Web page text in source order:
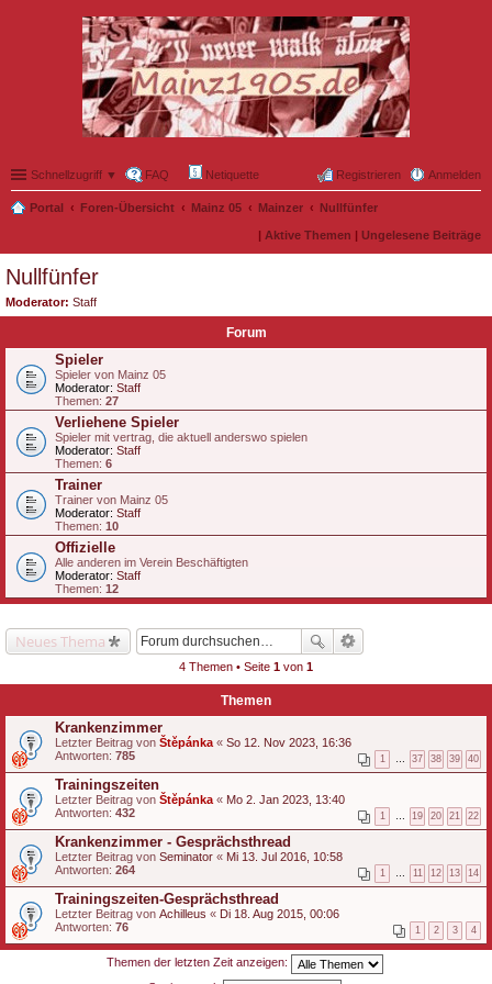
Schnellzugriff ▼ FAQ Netiquette Anmelden
Registrieren
Portal Foren-Übersicht Mainz 05 Mainzer Nullfünfer
| Aktive Themen | Ungelesene Beiträge
Nullfünfer
Moderator: Staff
Forum
Spieler
Spieler von Mainz 05
Moderator: Staff
Themen: 27
Verliehene Spieler
Spieler mit vertrag, die aktuell anderswo spielen
Moderator: Staff
Themen: 6
Trainer
Trainer von Mainz 05
Moderator: Staff
Themen: 10
Offizielle
Alle anderen im Verein Beschäftigten
Moderator: Staff
Themen: 12
Neues Thema
4 Themen • Seite 1 von 1
Themen
Krankenzimmer
Letzter Beitrag von Štěpánka « So 12. Nov 2023, 16:36
Antworten: 785 1 37 38 39 40
Trainingszeiten
Letzter Beitrag von Štěpánka « Mo 2. Jan 2023, 13:40
Antworten: 432 1 19 20 21 22
Krankenzimmer - Gesprächsthread
Letzter Beitrag von Seminator « Mi 13. Jul 2016, 10:58
Antworten: 264 1 11 12 13 14
Trainingszeiten-Gesprächsthread
Letzter Beitrag von Achilleus « Di 18. Aug 2015, 00:06
Antworten: 76 1 2 3 4
Themen der letzten Zeit anzeigen: